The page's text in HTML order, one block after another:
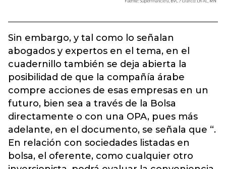
Sin embargo, y tal como lo señalan
abogados y expertos en el tema, en el
cuadernillo también se deja abierta la
posibilidad de que la compañía árabe
compre acciones de esas empresas en un
futuro, bien sea a través de la Bolsa
directamente o con una OPA, pues más
adelante, en el documento, se señala que “.
En relación con sociedades listadas en
bolsa, el oferente, como cualquier otro